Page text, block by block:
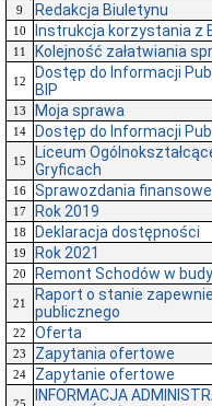
9
Redakcja Biuletynu
10
Instrukcja korzystania z
11
Kolejność załatwiania
12
Dostęp do Informacji
BIP
13 Moja sprawa
14
Dostęp do Informacji
15
Liceum
Gryficach
16 Sprawozdania
17
Rok 2019
18
Deklaracja dostępności
19
Rok 2021
20
Remont Schodów w
21
Raport o stanie
publicznego
22 Oferta
23
Zapytania ofertowe
24
Zapytanie ofertowe
INFORMACJA